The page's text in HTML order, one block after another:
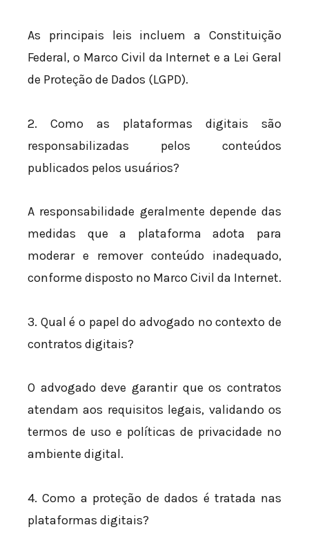
As principais leis incluem a Constituição
Federal, o Marco Civil da Internet e a Lei Geral
de Proteção de Dados (LGPD).
2. Como as plataformas digitais são
responsabilizadas pelos conteúdos
publicados pelos usuários?
A responsabilidade geralmente depende das
medidas que a plataforma adota para
moderar e remover conteúdo inadequado,
conforme disposto no Marco Civil da Internet.
3. Qual é o papel do advogado no contexto de
contratos digitais?
O advogado deve garantir que os contratos
atendam aos requisitos legais, validando os
termos de uso e políticas de privacidade no
ambiente digital.
4. Como a proteção de dados é tratada nas
plataformas digitais?